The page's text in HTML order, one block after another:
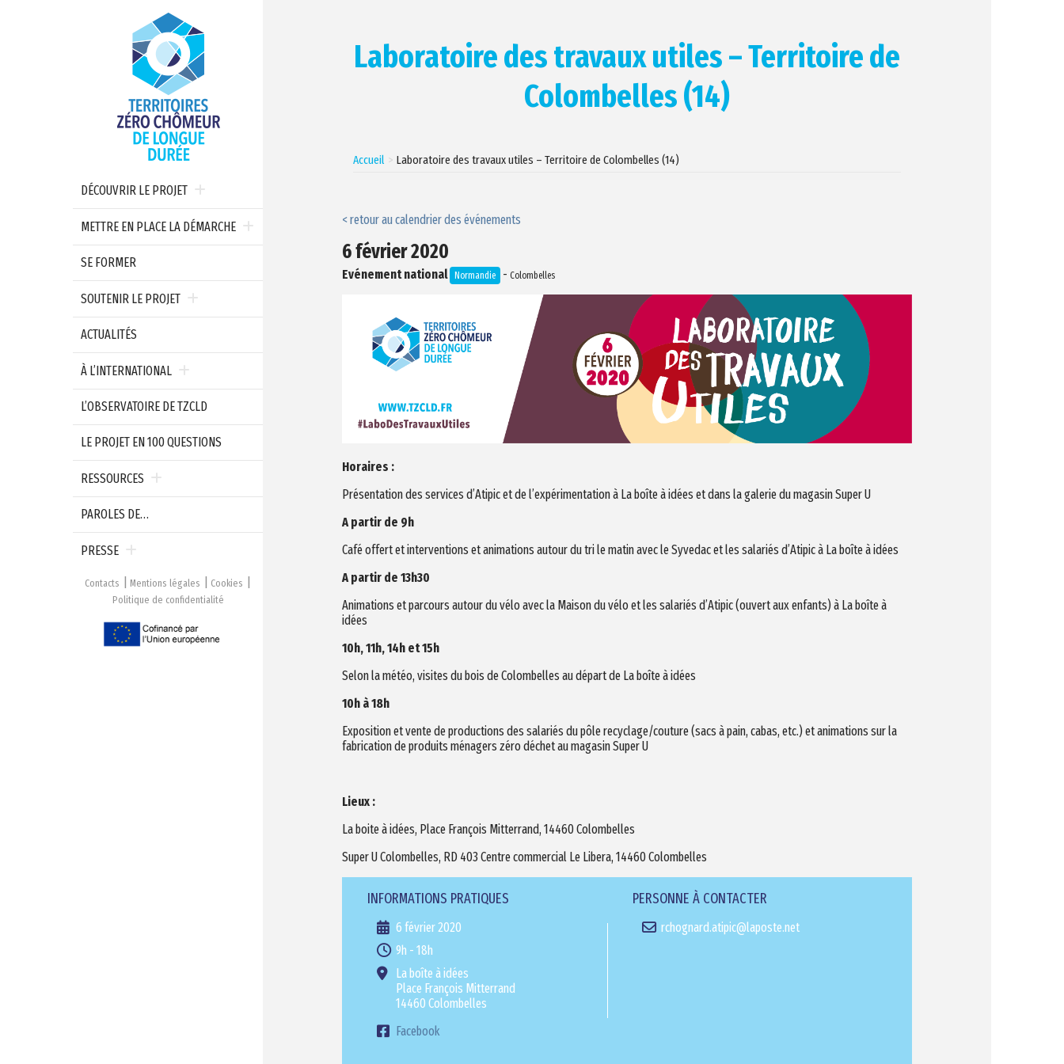
DÉCOUVRIR LE PROJET
METTRE EN PLACE LA DÉMARCHE
SE FORMER
SOUTENIR LE PROJET
ACTUALITÉS
À L’INTERNATIONAL
L’OBSERVATOIRE DE TZCLD
LE PROJET EN 100 QUESTIONS
RESSOURCES
PAROLES DE…
PRESSE
Contacts Mentions légales
Cookies
Politique de confidentialité
Laboratoire des travaux utiles – Territoire de
Colombelles (14)
Accueil Laboratoire des travaux utiles – Territoire de Colombelles (14)
< retour au calendrier des événements
6 février 2020
Evénement national Normandie - Colombelles
Horaires :
Présentation des services d’Atipic et de l’expérimentation à La boîte à idées et dans la galerie du magasin Super U
A partir de 9h
Café offert et interventions et animations autour du tri le matin avec le Syvedac et les salariés d’Atipic à La boîte à idées
A partir de 13h30
Animations et parcours autour du vélo avec la Maison du vélo et les salariés d’Atipic (ouvert aux enfants) à La boîte à
idées
10h, 11h, 14h et 15h
Selon la météo, visites du bois de Colombelles au départ de La boîte à idées
10h à 18h
Exposition et vente de productions des salariés du pôle recyclage/couture (sacs à pain, cabas, etc.) et animations sur la
fabrication de produits ménagers zéro déchet au magasin Super U
Lieux :
La boite à idées, Place François Mitterrand, 14460 Colombelles
Super U Colombelles, RD 403 Centre commercial Le Libera, 14460 Colombelles
INFORMATIONS PRATIQUES
6 février 2020
9h - 18h
La boîte à idées
Place François Mitterrand
14460 Colombelles
Facebook
PERSONNE À CONTACTER
rchognard.atipic@laposte.net